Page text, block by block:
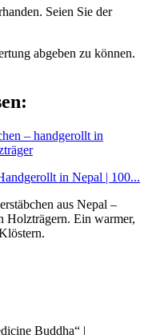
Seien Sie der
abgeben zu können.
in Nepal | 100...
aus Nepal –
Holzträgern. Ein warmer,